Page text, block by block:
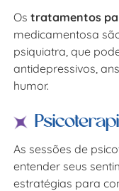
Ostratamentos
medicamentosa
psiquiatra, que
antidepressivos,
humor.
As sessões de
entender seus
estratégias para